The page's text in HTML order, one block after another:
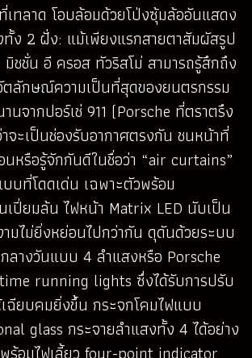
เทลาด โอบล้อมด้วยโป่งซุ้มล้ออันแสดง
ง 2 ฝั่ง: แม้เพียงแรกสายตาสัมผัสรูป
ชชั่น อี ครอส ทัวริสโม่ สามารถรู้สึกถึง
ตลักษณ์ความเป็นที่สุดของยนตรกรรม
นจากปอร์เช่ 911 (Porsche ที่ตราตรึง
ะเป็นช่องรับอากาศตรงกัน ชนหน้าที่
หรือรู้จักกันดีในชื่อว่า “air curtains”
บที่โดดเด่น เฉพาะตัวพร้อม
เปี่ยมล้น ไฟหน้า Matrix LED นับเป็น
มไม่ยิ่งหย่อนไปกว่ากัน ดุดันด้วยระบบ
กลางวันแบบ 4 ลำแสงหรือ Porsche
running lights ซึ่งได้รับการปรับ
ฉียบคมยิ่งขึ้น กระจกโคมไฟแบบ
glass กระจายลำแสงทั้ง 4 ได้อย่าง